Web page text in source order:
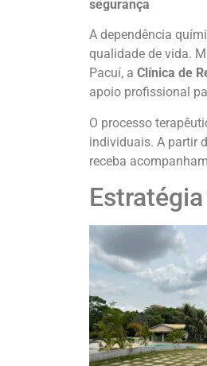
segurança
A dependência
qualidade de vida.
Pacuí, a Clínica de
apoio profissional
O processo
individuais. A partir
receba